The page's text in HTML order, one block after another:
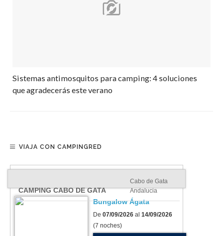
Sistemas antimosquitos para camping: 4 soluciones
que agradecerás este verano
VIAJA CON CAMPINGRED
CAMPING CABO DE GATA
Cabo de Gata
Andalucia
Bungalow Ágata
De 07/09/2026 al 14/09/2026
(7 noches)